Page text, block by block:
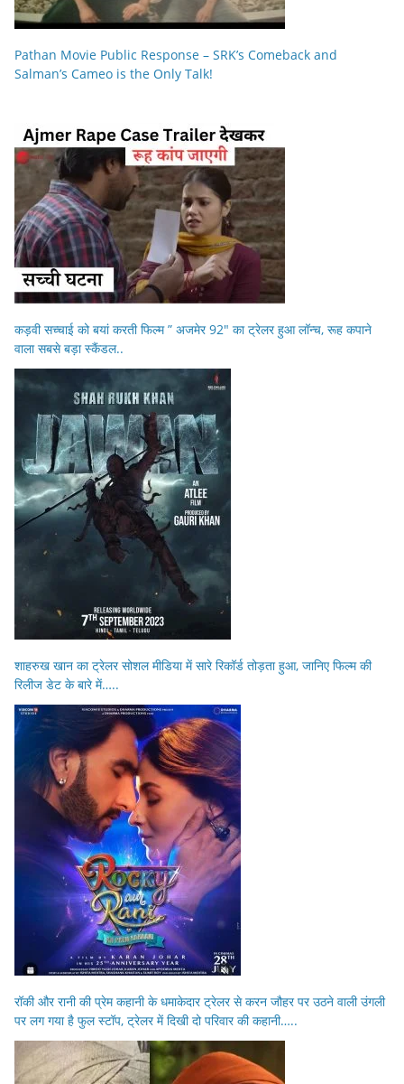
Pathan Movie Public Response – SRK’s Comeback and
Salman’s Cameo is the Only Talk!
कड़वी सच्चाई को बयां करती फिल्म ” अजमेर 92″ का ट्रेलर हुआ लॉन्च, रूह कपाने
वाला सबसे बड़ा स्कैंडल..
शाहरुख खान का ट्रेलर सोशल मीडिया में सारे रिकॉर्ड तोड़ता हुआ, जानिए फिल्म की
रिलीज डेट के बारे में…..
रॉकी और रानी की प्रेम कहानी के धमाकेदार ट्रेलर से करन जौहर पर उठने वाली उंगली
पर लग गया है फुल स्टॉप, ट्रेलर में दिखी दो परिवार की कहानी…..